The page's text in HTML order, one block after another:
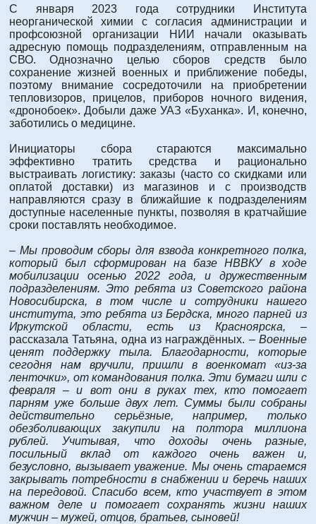
С января 2023 года сотрудники Института
неорганической химии с согласия администрации и
профсоюзной организации НИИ начали оказывать
адресную помощь подразделениям, отправленным на
СВО. Однозначно целью сборов средств было
сохранение жизней военных и приближение победы,
поэтому внимание сосредоточили на приобретении
тепловизоров, прицелов, приборов ночного видения,
«дронобоек». Добыли даже УАЗ «Буханка». И, конечно,
заботились о медицине.
Инициаторы сбора стараются максимально
эффективно тратить средства и рационально
выстраивать логистику: заказы (часто со скидками или
оплатой доставки) из магазинов и с производств
направляются сразу в ближайшие к подразделениям
доступные населенные пункты, позволяя в кратчайшие
сроки поставлять необходимое.
–Мы проводим сборы для взвода конкретного полка,
который был сформирован на базе НВВКУ в ходе
мобилизации осенью 2022 года, и дружественным
подразделениям. Это ребята из Советского района
Новосибирска, в том числе и сотрудники нашего
института, это ребята из Бердска, много парней из
Иркутской области, есть из Красноярска, –
рассказала Татьяна, одна из награждённых. – Военные
ценят поддержку тыла. Благодарности, которые
сегодня нам вручили, пришли в военкомат «из-за
ленточки», от командования полка. Эти бумаги шли с
февраля – и вот они в руках тех, кто помогает
парням уже больше двух лет. Суммы были собраны
действительно серьёзные, например, только
обезболивающих закупили на полтора миллиона
рублей. Учитывая, что доходы очень разные,
посильный вклад от каждого очень важен и,
безусловно, вызывает уважение. Мы очень стараемся
закрывать потребности в снабжении и беречь наших
на передовой. Спасибо всем, кто участвует в этом
важном деле и помогает сохранять жизни наших
мужчин – мужей, отцов, братьев, сыновей!